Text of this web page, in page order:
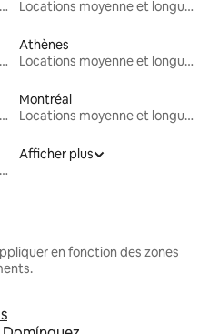
Locations moyenne et longue durée
Locations moyenne et longue durée
Locations moyenne et longue durée
Athènes
Locations moyenne et longue durée
Locations moyenne et longue durée
Montréal
Locations moyenne et longue durée
Locations moyenne et longue durée
Afficher plus
en fonction des zones